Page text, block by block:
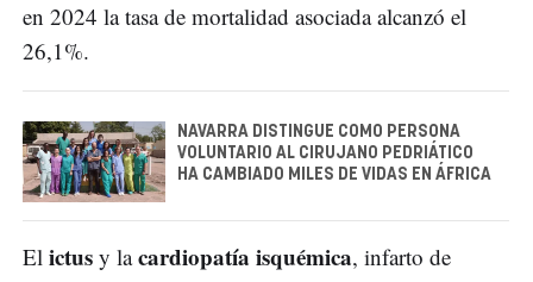
en 2024 la tasa de mortalidad asociada alcanzó el
26,1%.
NAVARRA DISTINGUE COMO PERSONA
VOLUNTARIO AL CIRUJANO PEDRIÁTICO
HA CAMBIADO MILES DE VIDAS EN ÁFRICA
El ictus y lacardiopatía isquémica, infarto de